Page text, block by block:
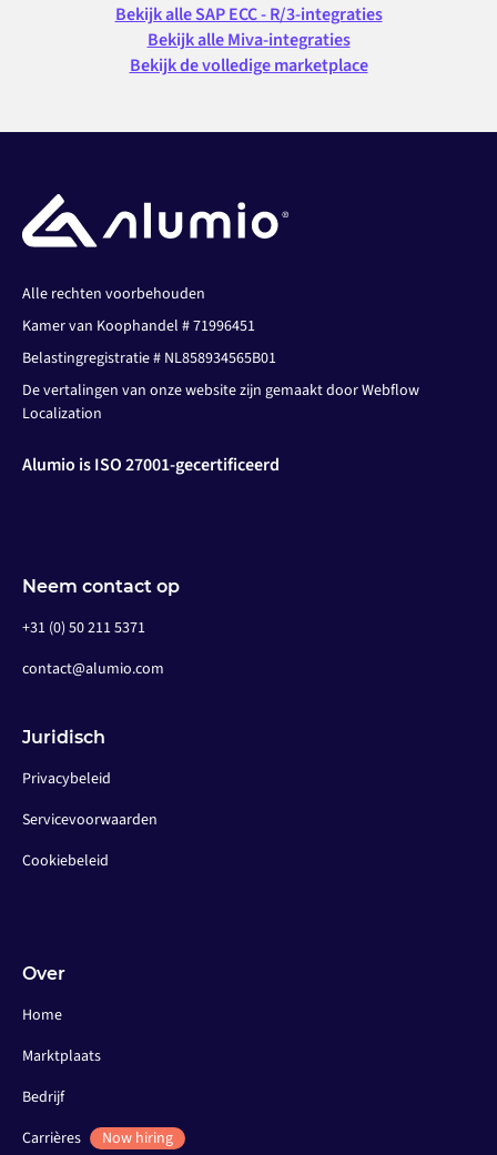
Bekijk alle SAP ECC - R/3-integraties
Bekijk alle Miva-integraties
Bekijk de volledige marketplace
Alle rechten voorbehouden
Kamer van Koophandel # 71996451
Belastingregistratie # NL858934565B01
De vertalingen van onze website zijn gemaakt door Webflow
Localization
Alumio is ISO 27001-gecertificeerd
Neem contact op
+31 (0) 50 211 5371
contact@alumio.com
Juridisch
Privacybeleid
Servicevoorwaarden
Cookiebeleid
Over
Home
Marktplaats
Bedrijf
Carrières
Now hiring